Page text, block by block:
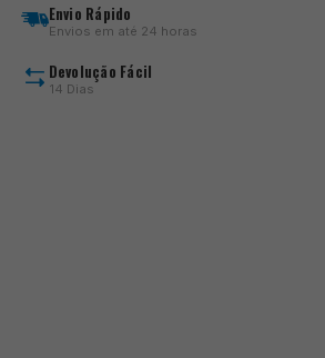
TripleEnvio Rápido
Envios em até 24 horas
Devolução Fácil
14 Dias